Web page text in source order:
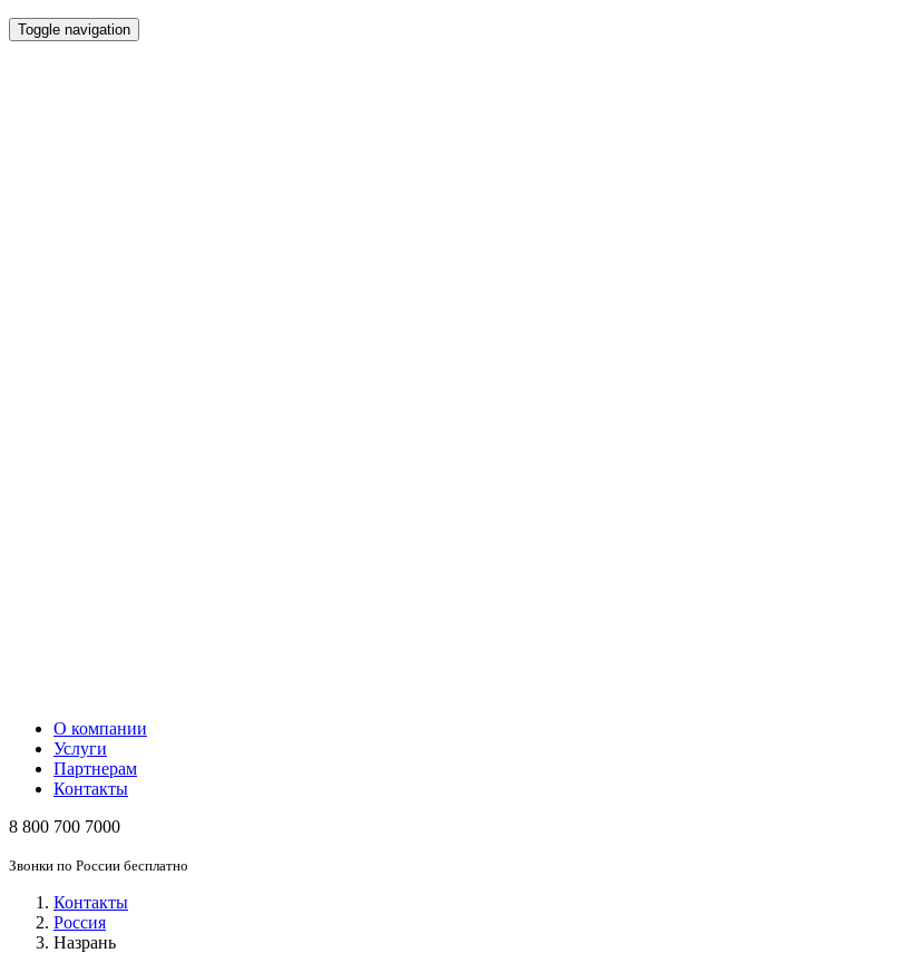
Toggle navigation
О компании
Услуги
Партнерам
Контакты
8 800 700 7000
Звонки по России бесплатно
Контакты
Россия
Назрань